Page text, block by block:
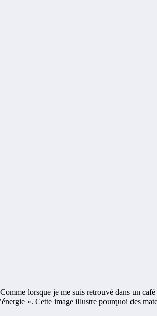
lorsque je me suis retrouvé dans un
». Cette image illustre pourquoi des